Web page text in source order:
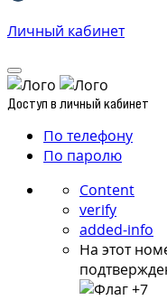
Личный кабинет
Доступ в личный кабинет
По телефону
По паролю
Content
verify
added-info
На этот
+7